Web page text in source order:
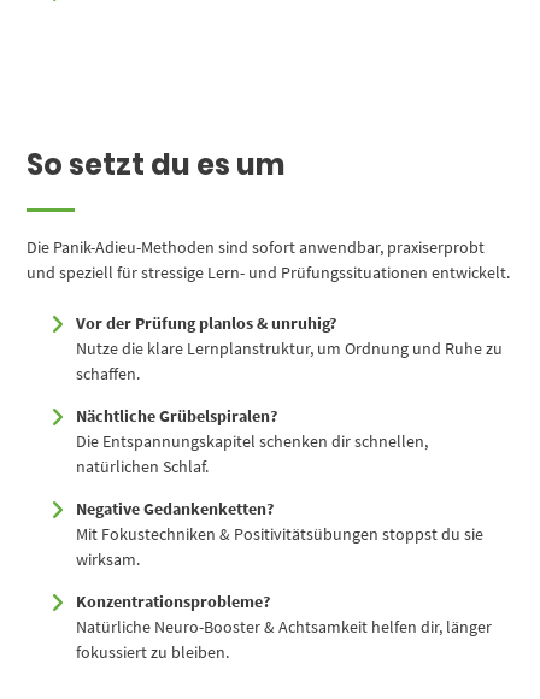
So setzt du es um
Die Panik-Adieu-Methoden sind sofort anwendbar, praxiserprobt
und speziell für stressige Lern- und Prüfungssituationen entwickelt.
Vor der Prüfung planlos & unruhig?
Nutze die klare Lernplanstruktur, um Ordnung und Ruhe zu
schaffen.
Nächtliche Grübelspiralen?
Die Entspannungskapitel schenken dir schnellen,
natürlichen Schlaf.
Negative Gedankenketten?
Mit Fokustechniken & Positivitätsübungen stoppst du sie
wirksam.
Konzentrationsprobleme?
Natürliche Neuro-Booster & Achtsamkeit helfen dir, länger
fokussiert zu bleiben.